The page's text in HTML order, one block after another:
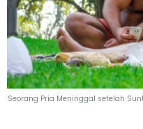
Seorang Pria Meninggal setelah